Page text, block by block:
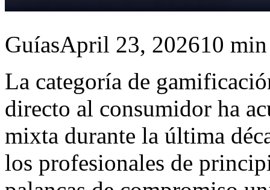
GuíasApril 23, 202610
La categoría de
directo al consumidor ha
mixta durante la última
los profesionales de